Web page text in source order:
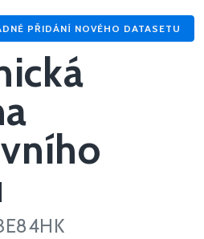
PŘIDÁNÍ NOVÉHO DATASETU